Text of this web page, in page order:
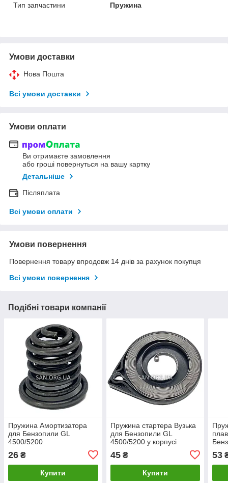
Тип запчастини
Пружина
Умови доставки
Нова Пошта
Всі умови доставки
Умови оплати
Ви отримаєте замовлення
або гроші повернуться на вашу картку
Детальніше
Післяплата
Всі умови оплати
Умови повернення
Повернення товару впродовж 14 днів за рахунок покупця
Всі умови повернення
Подібні товари компанії
Пружина Амортизатора
для Бензопили GL
4500/5200
26 ₴
Купити
Пружина стартера Вузька
для Бензопили GL
4500/5200 у корпусі
45₴
Купити
53